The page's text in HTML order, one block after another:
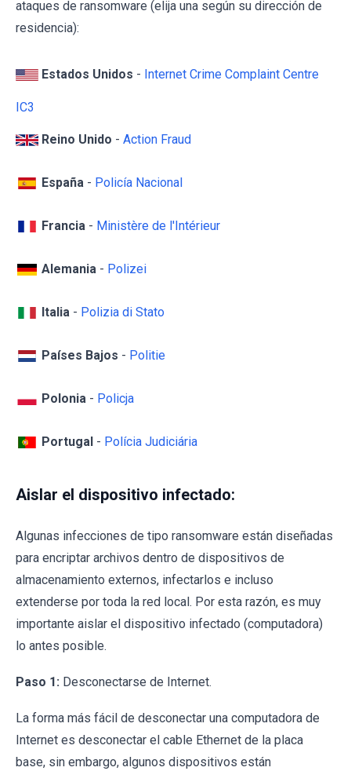
ataques de ransomware (elija una según su dirección de
residencia):
Estados Unidos - Internet Crime Complaint Centre
IC3
Reino Unido - Action Fraud
España - Policía Nacional
Francia - Ministère de l'Intérieur
Alemania - Polizei
Italia - Polizia di Stato
Países Bajos - Politie
Polonia - Policja
Portugal - Polícia Judiciária
Aislar el dispositivo infectado:
Algunas infecciones de tipo ransomware están diseñadas
para encriptar archivos dentro de dispositivos de
almacenamiento externos, infectarlos e incluso
extenderse por toda la red local. Por esta razón, es muy
importante aislar el dispositivo infectado (computadora)
lo antes posible.
Paso 1: Desconectarse de Internet.
La forma más fácil de desconectar una computadora de
Internet es desconectar el cable Ethernet de la placa
base, sin embargo, algunos dispositivos están